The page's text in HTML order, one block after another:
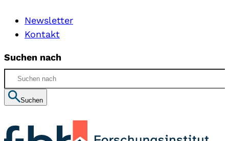
Newsletter
Kontakt
Suchen nach
Suchen